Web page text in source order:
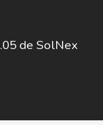
de SolNex